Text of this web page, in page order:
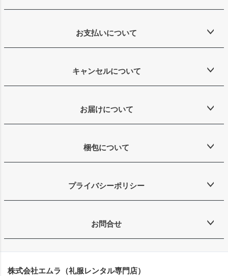
お支払いについて
キャンセルについて
お届けについて
梱包について
プライバシーポリシー
お問合せ
株式会社エムラ（礼服レンタル専門店）